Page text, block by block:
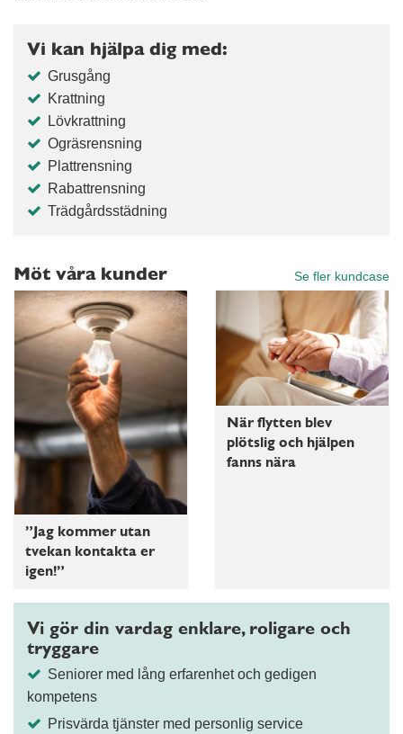
Vi kan hjälpa dig med:
Grusgång
Krattning
Lövkrattning
Ogräsrensning
Plattrensning
Rabattrensning
Trädgårdsstädning
Möt våra kunder Se fler kundcase
”Jag kommer utan
tvekan kontakta er
igen!”
När flytten blev
plötslig och hjälpen
fanns nära
Vi gör din vardag enklare, roligare och
tryggare
Seniorer med lång erfarenhet och gedigen
kompetens
Prisvärda tjänster med personlig service